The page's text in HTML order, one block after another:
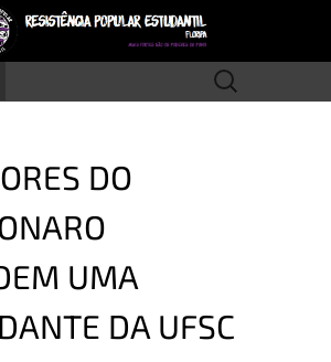
Pesquisar
por:
DO
UMA
DA UFSC